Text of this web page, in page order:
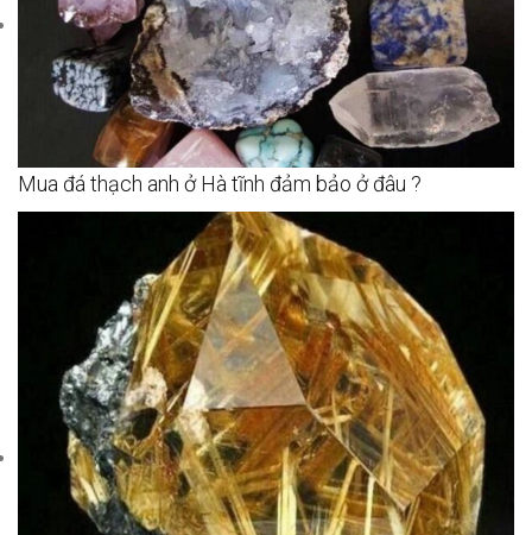
Mua đá thạch anh ở Hà tĩnh đảm bảo ở đâu ?